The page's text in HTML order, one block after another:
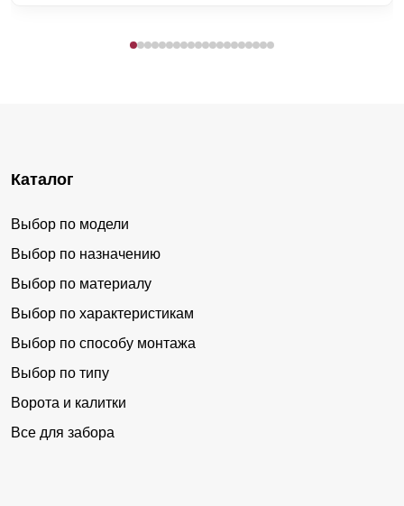
Каталог
Выбор по модели
Выбор по назначению
Выбор по материалу
Выбор по характеристикам
Выбор по способу монтажа
Выбор по типу
Ворота и калитки
Все для забора